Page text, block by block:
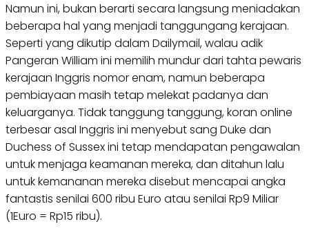
Namun ini, bukan berarti secara langsung meniadakan
beberapa hal yang menjadi tanggungang kerajaan.
Seperti yang dikutip dalam Dailymail, walau adik
Pangeran William ini memilih mundur dari tahta pewaris
kerajaan Inggris nomor enam, namun beberapa
pembiayaan masih tetap melekat padanya dan
keluarganya. Tidak tanggung tanggung, koran online
terbesar asal Inggris ini menyebut sang Duke dan
Duchess of Sussex ini tetap mendapatan pengawalan
untuk menjaga keamanan mereka, dan ditahun lalu
untuk kemananan mereka disebut mencapai angka
fantastis senilai 600 ribu Euro atau senilai Rp9 Miliar
(1Euro = Rp15 ribu).